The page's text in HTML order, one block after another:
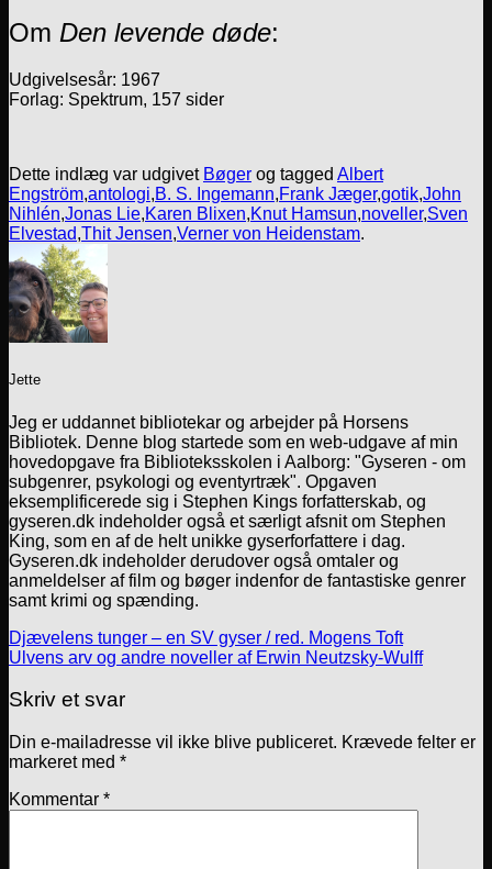
Om Den levende døde:
Udgivelsesår: 1967
Forlag: Spektrum, 157 sider
Dette indlæg var udgivet Bøger og tagged Albert
Engström,antologi,B. S. Ingemann,Frank Jæger,gotik,John
Nihlén,Jonas Lie,Karen Blixen,Knut Hamsun,noveller,Sven
Elvestad,Thit Jensen,Verner von Heidenstam.
Jette
Jeg er uddannet bibliotekar og arbejder på Horsens
Bibliotek. Denne blog startede som en web-udgave af min
hovedopgave fra Biblioteksskolen i Aalborg: "Gyseren - om
subgenrer, psykologi og eventyrtræk". Opgaven
eksemplificerede sig i Stephen Kings forfatterskab, og
gyseren.dk indeholder også et særligt afsnit om Stephen
King, som en af de helt unikke gyserforfattere i dag.
Gyseren.dk indeholder derudover også omtaler og
anmeldelser af film og bøger indenfor de fantastiske genrer
samt krimi og spænding.
Djævelens tunger – en SV gyser / red. Mogens Toft
Ulvens arv og andre noveller af Erwin Neutzsky-Wulff
Skriv et svar
Din e-mailadresse vil ikke blive publiceret. Krævede felter er
markeret med *
Kommentar *